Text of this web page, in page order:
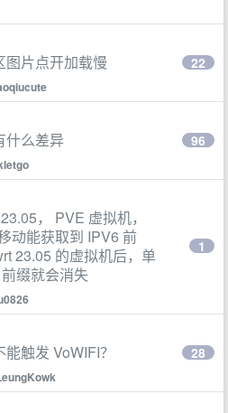
图片点开加载慢 22
什么差异 96
， PVE 虚拟机，
动能获取到 IPV6 前
23.05 的虚拟机后，单
缀就会消失
1
触发 VoWIFI？ 28